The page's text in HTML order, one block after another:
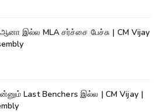
இல்ல MLA சர்ச்சை பேச்சு | CM Vijay
Last Benchers இல்ல | CM Vijay |